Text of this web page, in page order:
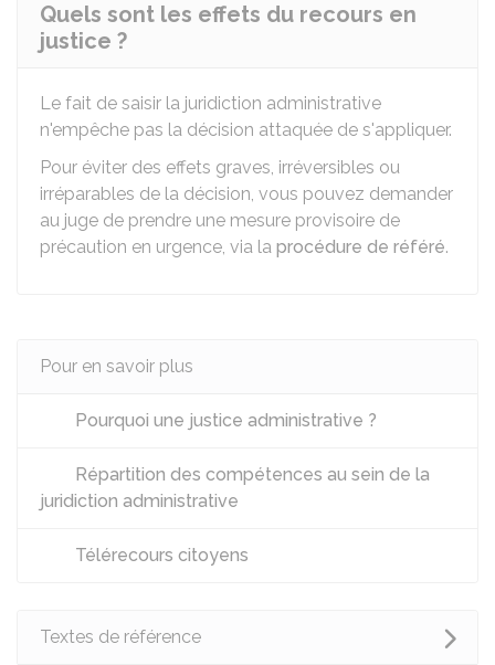
Quels sont les effets du recours en
justice ?
Le fait de saisir la juridiction administrative
n'empêche pas la décision attaquée de s'appliquer.
Pour éviter des effets graves, irréversibles ou
irréparables de la décision, vous pouvez demander
au juge de prendre une mesure provisoire de
précaution en urgence, via la procédure de référé.
Pour en savoir plus
Pourquoi une justice administrative ?
Répartition des compétences au sein de la
juridiction administrative
Télérecours citoyens
Textes de référence